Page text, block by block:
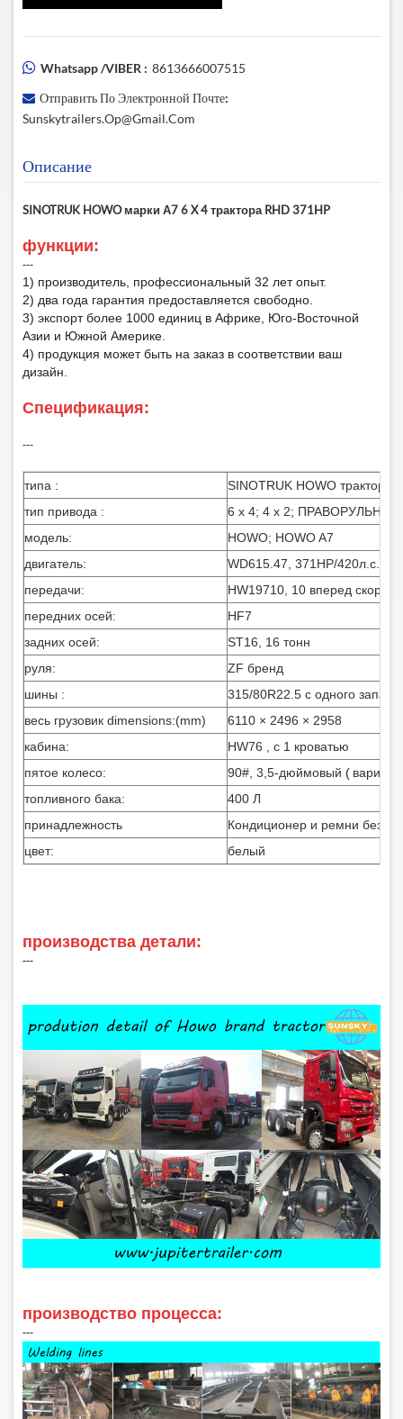
Whatsapp /VIBER : 8613666007515
Отправить По Электронной Почте:
Sunskytrailers.op@gmail.com
Описание
SINOTRUK HOWO марки А7 6 X 4 трактора RHD 371HP
функции:
‑‑‑
1) производитель, профессиональный 32 лет опыт.
2) два года гарантия предоставляется свободно.
3) экспорт более 1000 единиц в Африке, Юго-Восточной
Азии и Южной Америке.
4) продукция может быть на заказ в соответствии ваш
дизайн.
Спецификация:
‑‑‑
типа :
SINOTRUK HOWO трактор
тип привода :
6 x 4; 4 x 2;
модель:
HOWO; HOWO A7
двигатель:
WD615.47, 371HP/420л.с.,
передачи:
HW19710, 10 вперед
передних осей:
HF7
задних осей:
ST16, 16 тонн
руля:
ZF бренд
шины :
315/80R22.5 с одного
весь грузовик dimensions:(mm)
6110 × 2496 × 2958
кабина:
HW76 , с 1 кроватью
пятое колесо:
90#, 3,5-дюймовый (
топливного бака:
400 Л
принадлежность
Кондиционер и ремни
цвет:
белый
производства детали:
‑‑‑
производство процесса:
‑‑‑